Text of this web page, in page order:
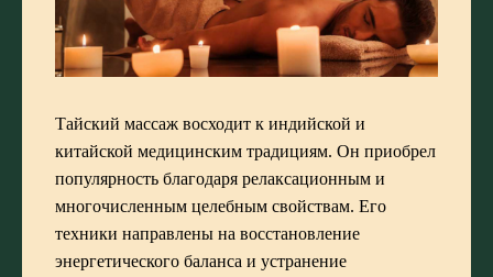
Тайский массаж восходит к индийской и
китайской медицинским традициям. Он приобрел
популярность благодаря релаксационным и
многочисленным целебным свойствам. Его
техники направлены на восстановление
энергетического баланса и устранение